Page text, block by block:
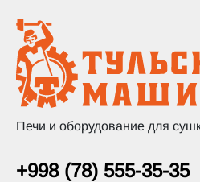
Печи и оборудование для
+998 (78) 555-35-35